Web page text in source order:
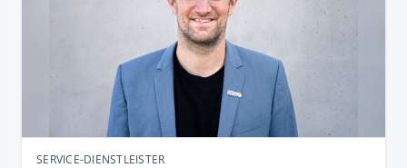
SERVICE-DIENSTLEISTER